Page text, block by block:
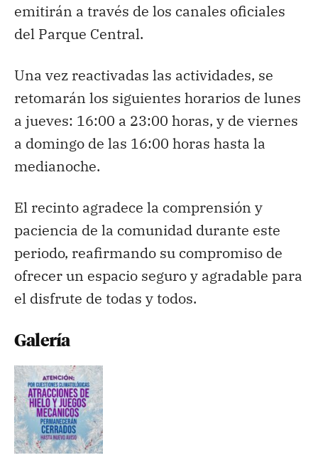
emitirán a través de los canales oficiales
del Parque Central.
Una vez reactivadas las actividades, se
retomarán los siguientes horarios de lunes
a jueves: 16:00 a 23:00 horas, y de viernes
a domingo de las 16:00 horas hasta la
medianoche.
El recinto agradece la comprensión y
paciencia de la comunidad durante este
periodo, reafirmando su compromiso de
ofrecer un espacio seguro y agradable para
el disfrute de todas y todos.
Galería